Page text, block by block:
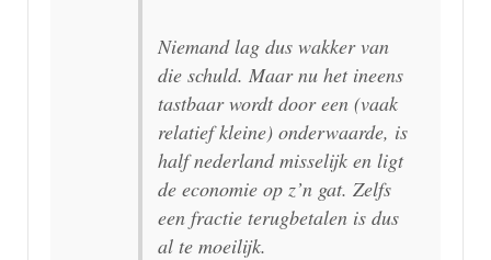
Niemand lag dus wakker van
die schuld. Maar nu het ineens
tastbaar wordt door een (vaak
relatief kleine) onderwaarde, is
half nederland misselijk en ligt
de economie op z’n gat. Zelfs
een fractie terugbetalen is dus
al te moeilijk.